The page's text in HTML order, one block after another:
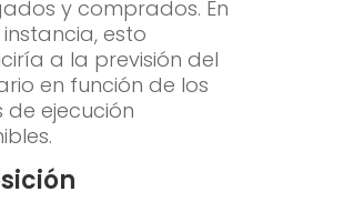
y comprados. En
esto
a la previsión del
en función de los
de ejecución